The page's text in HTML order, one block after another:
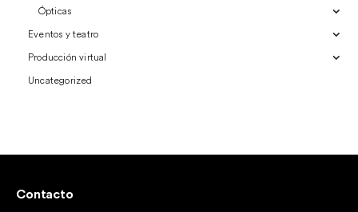
Ópticas
Eventos y teatro
Producción virtual
Uncategorized
Contacto